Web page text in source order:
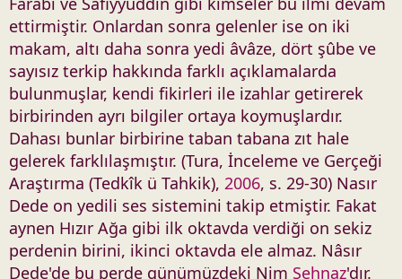
ettirmiştir. Onlardan sonra gelenler ise on iki
makam, altı daha sonra yedi âvâze, dört şûbe ve
sayısız terkip hakkında farklı açıklamalarda
bulunmuşlar, kendi fikirleri ile izahlar getirerek
birbirinden ayrı bilgiler ortaya koymuşlardır.
Dahası bunlar birbirine taban tabana zıt hale
gelerek farklılaşmıştır. (Tura, İnceleme ve Gerçeği
Araştırma (Tedkîk ü Tahkik), 2006, s. 29-30) Nasır
Dede on yedili ses sistemini takip etmiştir. Fakat
aynen Hızır Ağa gibi ilk oktavda verdiği on sekiz
perdenin birini, ikinci oktavda ele almaz. Nâsır
Dede'de bu perde günümüzdeki Nim Şehnaz'dır.